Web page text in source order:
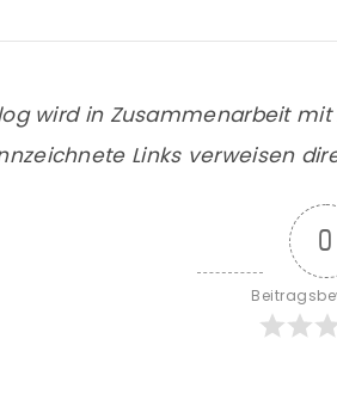
wird in Zusammenarbeit mit
Links verweisen
0